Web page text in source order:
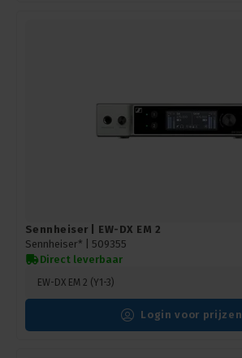
Sennheiser | EW-DX EM 2
Sennheiser* | 509355
Direct leverbaar
EW-DX EM 2 (Y1-3)
Login voor prijzen